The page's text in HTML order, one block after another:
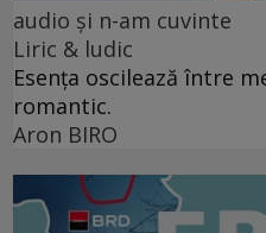
audio şi n-am cuvinte
Liric & ludic
Esența oscilează între
romantic.
Aron BIRO